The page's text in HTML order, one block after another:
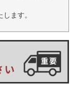
ます。